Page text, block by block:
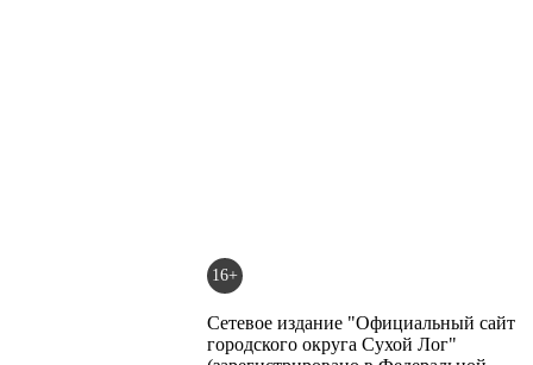
16+
Сетевое издание "Официальный сайт
городского округа Сухой Лог"